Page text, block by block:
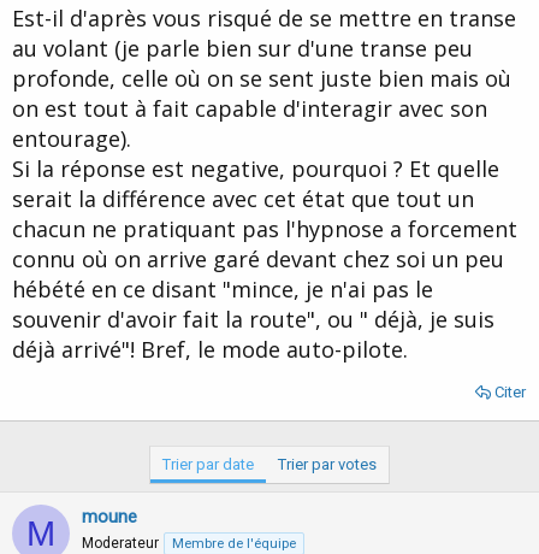
u
d
e
a
d
i
c
u
s
i
o
b
t
Est-il d'après vous risqué de se mettre en transe
au volant (je parle bien sur d'une transe peu
profonde, celle où on se sent juste bien mais où
on est tout à fait capable d'interagir avec son
entourage).
Si la réponse est negative, pourquoi ? Et quelle
serait la différence avec cet état que tout un
chacun ne pratiquant pas l'hypnose a forcement
connu où on arrive garé devant chez soi un peu
hébété en ce disant "mince, je n'ai pas le
souvenir d'avoir fait la route", ou " déjà, je suis
déjà arrivé"! Bref, le mode auto-pilote.
Citer
Trier par date Trier par votes
M moune
Moderateur Membre de l'équipe